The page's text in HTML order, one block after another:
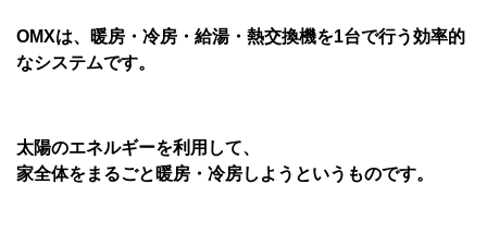
OMXは、暖房・冷房・給湯・熱交換機を1台で行う効率的
なシステムです。
太陽のエネルギーを利用して、
家全体をまるごと暖房・冷房しようというものです。